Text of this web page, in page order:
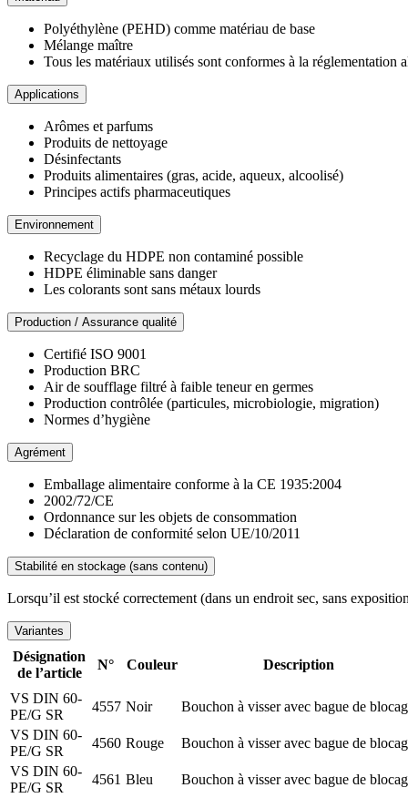
Polyéthylène (PEHD) comme matériau de base
Mélange maître
Tous les matériaux utilisés sont conformes à la réglementation
Applications
Arômes et parfums
Produits de nettoyage
Désinfectants
Produits alimentaires (gras, acide, aqueux, alcoolisé)
Principes actifs pharmaceutiques
Environnement
Recyclage du HDPE non contaminé possible
HDPE éliminable sans danger
Les colorants sont sans métaux lourds
Production / Assurance qualité
Certifié ISO 9001
Production BRC
Air de soufflage filtré à faible teneur en germes
Production contrôlée (particules, microbiologie, migration)
Normes d’hygiène
Agrément
Emballage alimentaire conforme à la CE 1935:2004
2002/72/CE
Ordonnance sur les objets de consommation
Déclaration de conformité selon UE/10/2011
Stabilité en stockage (sans contenu)
Lorsqu’il est stocké correctement (dans un endroit sec, sans
Variantes
Désignation
de l’article
N° Couleur Description
VS DIN 60-
PE/G SR
4557 Noir
Bouchon à visser avec bague de
VS DIN 60-
PE/G SR
4560 Rouge
Bouchon à visser avec bague de
VS DIN 60-
PE/G SR
4561 Bleu
Bouchon à visser avec bague de